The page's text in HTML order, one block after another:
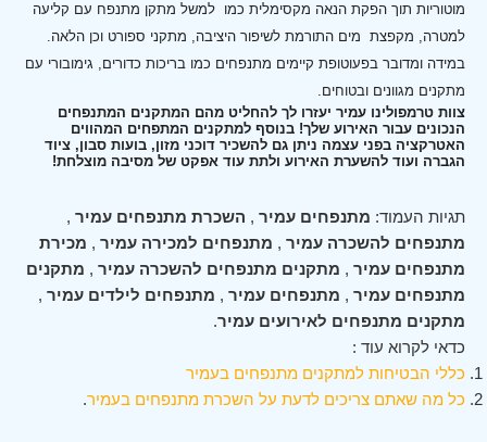
מוטוריות תוך הפקת הנאה מקסימלית כמו למשל מתקן מתנפח עם קליעה
למטרה, מקפצת מים התורמת לשיפור היציבה, מתקני ספורט וכן הלאה.
במידה ומדובר בפעוטופת קיימים מתנפחים כמו בריכות כדורים, גימובורי עם
מתקנים מגוונים ובטוחים.
צוות טרמפולינו עמיר יעזרו לך להחליט מהם המתקנים המתנפחים
הנכונים עבור האירוע שלך! בנוסף למתקנים המתפחים המהווים
האטרקציה בפני עצמה ניתן גם להשכיר דוכני מזון, בועות סבון, ציוד
הגברה ועוד להשערת האירוע ולתת עוד אפקט של מסיבה מוצלחת!
תגיות העמוד: מתנפחים עמיר , השכרת מתנפחים עמיר ,
מתנפחים להשכרה עמיר , מתנפחים למכירה עמיר , מכירת
מתנפחים עמיר , מתקנים מתנפחים להשכרה עמיר , מתקנים
מתנפחים עמיר , מתנפחים עמיר , מתנפחים לילדים עמיר ,
מתקנים מתנפחים לאירועים עמיר.
כדאי לקרוא עוד :
כללי הבטיחות למתקנים מתנפחים בעמיר
כל מה שאתם צריכים לדעת על השכרת מתנפחים בעמיר.